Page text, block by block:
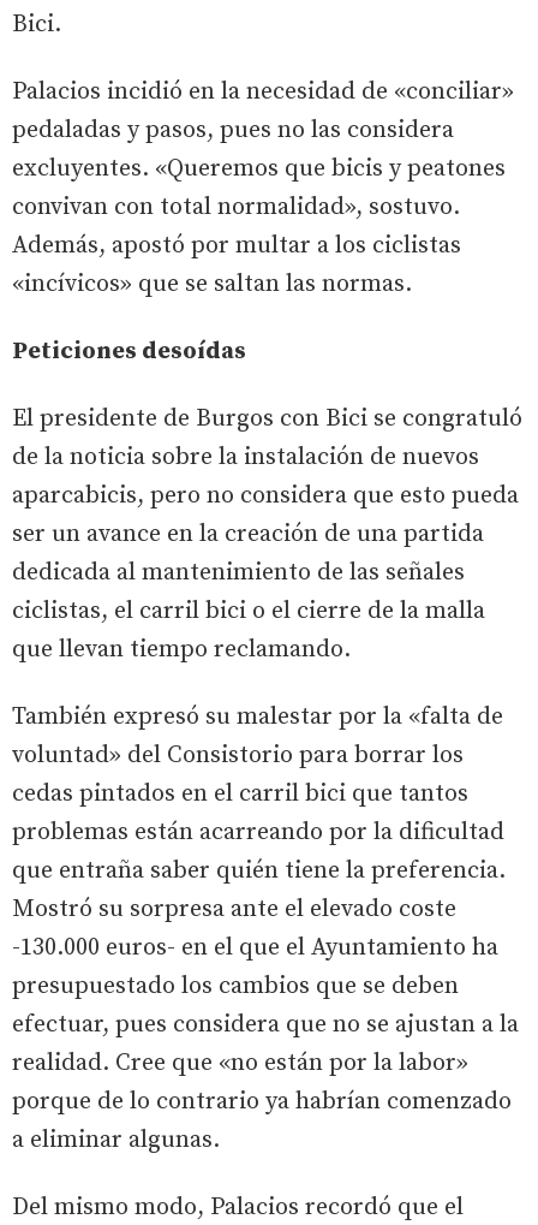
Bici.
Palacios incidió en la necesidad de «conciliar»
pedaladas y pasos, pues no las considera
excluyentes. «Queremos que bicis y peatones
convivan con total normalidad», sostuvo.
Además, apostó por multar a los ciclistas
«incívicos» que se saltan las normas.
Peticiones desoídas
El presidente de Burgos con Bici se congratuló
de la noticia sobre la instalación de nuevos
aparcabicis, pero no considera que esto pueda
ser un avance en la creación de una partida
dedicada al mantenimiento de las señales
ciclistas, el carril bici o el cierre de la malla
que llevan tiempo reclamando.
También expresó su malestar por la «falta de
voluntad» del Consistorio para borrar los
cedas pintados en el carril bici que tantos
problemas están acarreando por la dificultad
que entraña saber quién tiene la preferencia.
Mostró su sorpresa ante el elevado coste
-130.000 euros- en el que el Ayuntamiento ha
presupuestado los cambios que se deben
efectuar, pues considera que no se ajustan a la
realidad. Cree que «no están por la labor»
porque de lo contrario ya habrían comenzado
a eliminar algunas.
Del mismo modo, Palacios recordó que el